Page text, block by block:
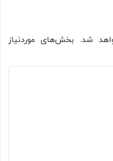
شد. بخش‌های موردنیاز